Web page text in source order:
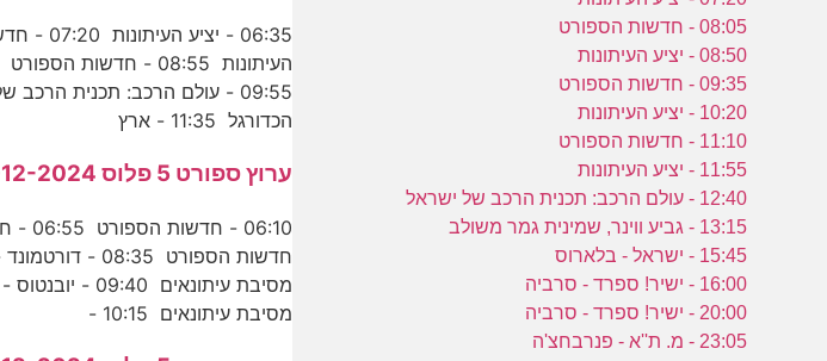
08:05 - חדשות הספורט
08:50 - יציע העיתונות
09:35 - חדשות הספורט
10:20 - יציע העיתונות
11:10 - חדשות הספורט
11:55 - יציע העיתונות
12:40 - עולם הרכב: תכנית הרכב של ישראל
13:15 - גביע ווינר, שמינית גמר משולב
15:45 - ישראל - בלארוס
16:00 - ישיר! ספרד - סרביה
20:00 - ישיר! ספרד - סרביה
23:05 - מ. ת''א - פנרבחצ'ה
הכדורגל 11:35 - ארץ
ערוץ ספורט 5 פלוס 12-12-2024
מסיבת עיתונאים 10:15 -